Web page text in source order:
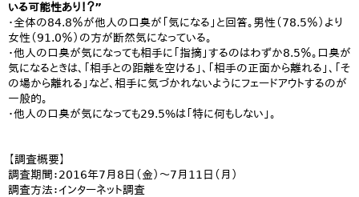
いる可能性あり！？”
・全体の84.8％が他人の口臭が「気になる」と回答。男性（78.5％）より
女性（91.0％）の方が断然気になっている。
・他人の口臭が気になっても相手に「指摘」するのはわずか8.5％。口臭が
気になるときは、「相手との距離を空ける」、「相手の正面から離れる」、「そ
の場から離れる」など、相手に気づかれないようにフェードアウトするのが
一般的。
・他人の口臭が気になっても29.5%は「特に何もしない」。
【調査概要】
調査期間：2016年7月8日（金）～7月11日（月）
調査方法：インターネット調査